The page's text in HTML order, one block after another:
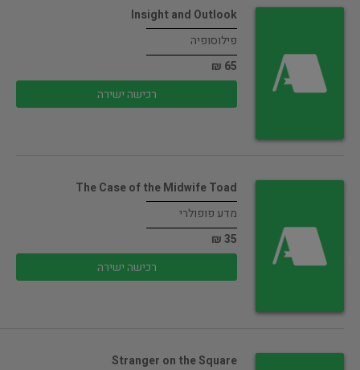
Insight and Outlook
פילוסופיה
65 ₪
רכישה ישירה
The Case of the Midwife Toad
מדע פופולרי
35 ₪
רכישה ישירה
Stranger on the Square